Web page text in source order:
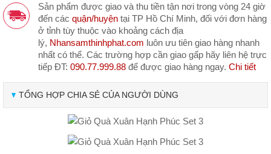
Sản phẩm được giao và thu tiền tận nơi trong vòng 24 giờ
đến các quận/huyện tại TP Hồ Chí Minh, đối với đơn hàng
ở tỉnh tùy thuộc vào khoảng cách địa
lý, Nhansamthinhphat.com luôn ưu tiên giao hàng nhanh
nhất có thể. Các trường hợp cần giao gấp hãy liên hệ trực
tiếp ĐT: 090.77.999.88 để được giao hàng ngay. Chi tiết
TỔNG HỢP CHIA SẺ CỦA NGƯỜI DÙNG